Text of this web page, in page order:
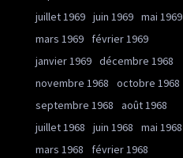
juillet 1969 juin 1969 mai 1969
mars 1969
février 1969
janvier 1969 décembre 1968
novembre 1968
octobre 1968
septembre 1968
août 1968
juillet 1968
juin 1968
mai 1968
mars 1968
février 1968